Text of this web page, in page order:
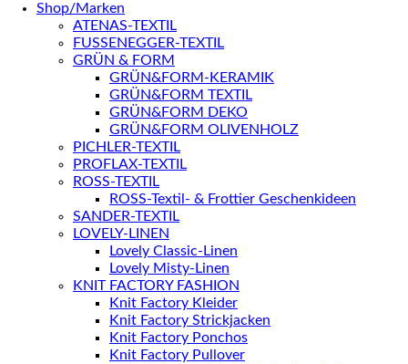
Shop/Marken
ATENAS-TEXTIL
FUSSENEGGER-TEXTIL
GRÜN & FORM
GRÜN&FORM-KERAMIK
GRÜN&FORM TEXTIL
GRÜN&FORM DEKO
GRÜN&FORM OLIVENHOLZ
PICHLER-TEXTIL
PROFLAX-TEXTIL
ROSS-TEXTIL
ROSS-Textil- & Frottier Geschenkideen
SANDER-TEXTIL
LOVELY-LINEN
Lovely Classic-Linen
Lovely Misty-Linen
KNIT FACTORY FASHION
Knit Factory Kleider
Knit Factory Strickjacken
Knit Factory Ponchos
Knit Factory Pullover